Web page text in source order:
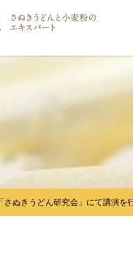
「さぬきうどん研究会」にて講演を